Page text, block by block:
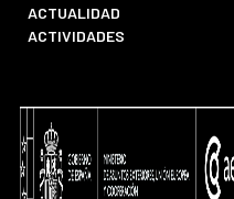
ACTUALIDAD
ACTIVIDADES